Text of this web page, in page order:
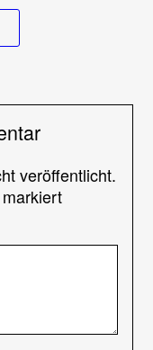
veröffentlicht.
markiert